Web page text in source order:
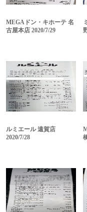
MEGAドン・キホーテ 名
古屋本店 2020/7/29
ルミエール 遠賀店
2020/7/28